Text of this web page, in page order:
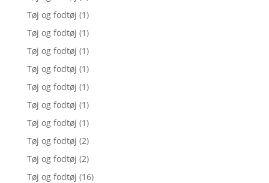
Tøj og fodtøj (1)
Tøj og fodtøj (1)
Tøj og fodtøj (1)
Tøj og fodtøj (1)
Tøj og fodtøj (1)
Tøj og fodtøj (1)
Tøj og fodtøj (1)
Tøj og fodtøj (2)
Tøj og fodtøj (2)
Tøj og fodtøj (16)